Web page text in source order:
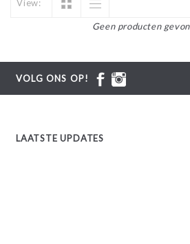
View:
Geen producten
VOLG ONS OP!
LAATSTE UPDATES